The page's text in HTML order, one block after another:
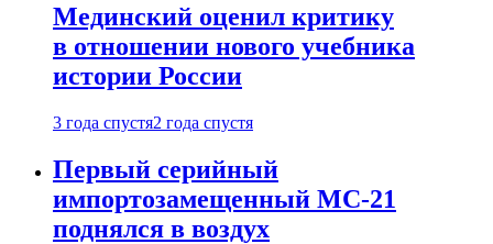
Мединский оценил критику
в отношении нового учебника
истории России
3 года спустя2 года спустя
Первый серийный
импортозамещенный МС-21
поднялся в воздух